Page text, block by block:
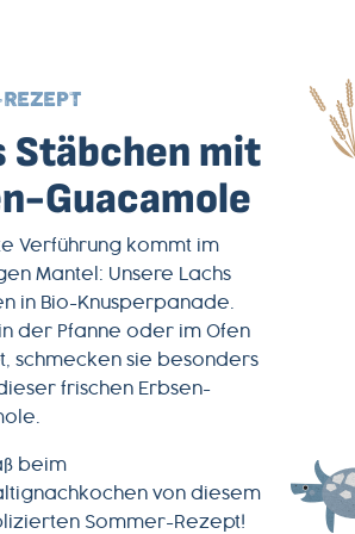
Stäbchen mit
Guacamole
Verführung kommt im
Mantel: Unsere Lachs
in Bio-Knusperpanade.
der Pfanne oder im Ofen
schmecken sie besonders
frischen Erbsen-
beim
von diesem
Sommer-Rezept!